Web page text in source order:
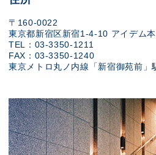
〒160-0022
東京都新宿区新宿1-4-10 アイデム
TEL：03-3350-1211
FAX：03-3350-1240
東京メトロ丸ノ内線「新宿御苑前」